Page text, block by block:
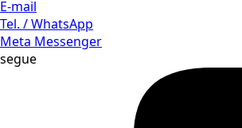
E-mail
Tel. / WhatsApp
Meta Messenger
segue